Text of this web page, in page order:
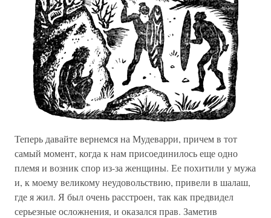
Теперь давайте вернемся на Мудеварри, причем в тот
самый момент, когда к нам присоединилось еще одно
племя и возник спор из-за женщины. Ее похитили у мужа
и, к моему великому неудовольствию, привели в шалаш,
где я жил. Я был очень расстроен, так как предвидел
серьезные осложнения, и оказался прав. Заметив